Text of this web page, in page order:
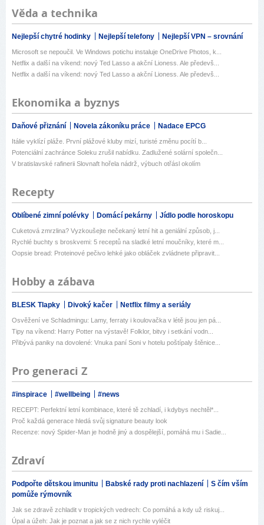
Věda a technika
Nejlepší chytré hodinky Nejlepší telefony Nejlepší VPN – srovnání
Microsoft se nepoučil. Ve Windows potichu instaluje OneDrive Photos, k...
Netflix a další na víkend: nový Ted Lasso a akční Lioness. Ale předevš...
Netflix a další na víkend: nový Ted Lasso a akční Lioness. Ale předevš...
Ekonomika a byznys
Daňové přiznání Novela zákoníku práce Nadace EPCG
Itálie vyklízí pláže. První plážové kluby mizí, turisté změnu pocítí b...
Potenciální zachránce Soleku zrušil nabídku. Zadlužené solární společn...
V bratislavské rafinerii Slovnaft hořela nádrž, výbuch otřásl okolím
Recepty
Oblíbené zimní polévky Domácí pekárny Jídlo podle horoskopu
Cuketová zmrzlina? Vyzkoušejte nečekaný letní hit a geniální způsob, j...
Rychlé buchty s broskvemi: 5 receptů na sladké letní moučníky, které m...
Oopsie bread: Proteinové pečivo lehké jako obláček zvládnete připravit...
Hobby a zábava
BLESK Tlapky Divoký kačer Netflix filmy a seriály
Osvěžení ve Schladmingu: Lamy, ferraty i koulovačka v létě jsou jen pá...
Tipy na víkend: Harry Potter na výstavě! Folklor, bitvy i setkání vodn...
Přibývá paniky na dovolené: Vnuka paní Soni v hotelu poštípaly štěnice...
Pro generaci Z
#inspirace #wellbeing #news
RECEPT: Perfektní letní kombinace, které tě zchladí, i kdybys nechtěl*...
Proč každá generace hledá svůj signature beauty look
Recenze: nový Spider-Man je hodně jiný a dospělejší, pomáhá mu i Sadie...
Zdraví
Podpořte dětskou imunitu Babské rady proti nachlazení
S čím vším
pomůže rýmovník
Jak se zdravě zchladit v tropických vedrech: Co pomáhá a kdy už riskuj...
Úpal a úžeh: Jak je poznat a jak se z nich rychle vyléčit